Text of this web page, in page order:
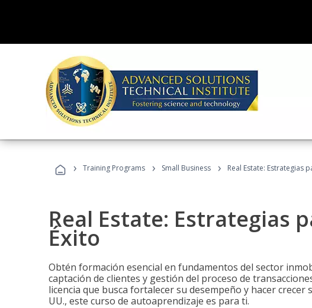
› Training Programs › Small Business › Real Estate: Estrategias
Real Estate: Estrategias
Éxito
Obtén formación esencial en fundamentos del sector
captación de clientes y gestión del proceso de
licencia que busca fortalecer su desempeño y hacer
UU., este curso de autoaprendizaje es para ti.